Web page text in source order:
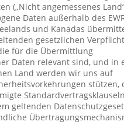
(„Nicht angemessenes
Daten außerhalb des
und Kanadas
gesetzlichen
für die Übermittlung
Daten relevant sind, und in
Land werden wir uns auf
stützen,
geltenden